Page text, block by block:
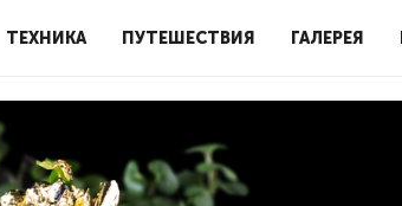
ТЕХНИКА ПУТЕШЕСТВИЯ ГАЛЕРЕЯ